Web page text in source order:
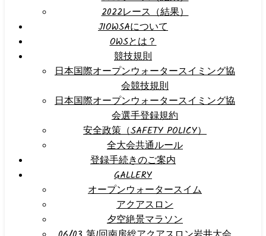
2022レース（結果）
JIOWSAについて
OWSとは？
競技規則
日本国際オープンウォータースイミング協
会競技規則
日本国際オープンウォータースイミング協
会選手登録規約
安全政策（SAFETY POLICY）
全大会共通ルール
登録手続きのご案内
GALLERY
オープンウォータースイム
アクアスロン
夕空絶景マラソン